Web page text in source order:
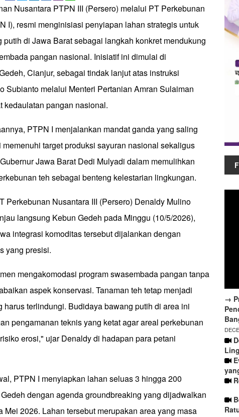
Nusantara PTPN III (Persero) melalui PT Perkebunan
I), resmi menginisiasi penyiapan lahan strategis untuk
putih di Jawa Barat sebagai langkah konkret mendukung
pangan nasional. Inisiatif ini dimulai di
Cianjur, sebagai tindak lanjut atas instruksi
Subianto melalui Menteri Pertanian Amran Sulaiman
kedaulatan pangan nasional.
PTPN I menjalankan mandat ganda yang saling
target produksi sayuran nasional sekaligus
Jawa Barat Dedi Mulyadi dalam memulihkan
teh sebagai benteng kelestarian lingkungan.
Perkebunan Nusantara III (Persero) Denaldy Mulino
langsung Kebun Gedeh pada Minggu (10/5/2026),
integrasi komoditas tersebut dijalankan dengan
yang presisi.
mengakomodasi program swasembada pangan tanpa
aspek konservasi. Tanaman teh tetap menjadi
harus terlindungi. Budidaya bawang putih di area ini
pengamanan teknis yang ketat agar areal perkebunan
erosi," ujar Denaldy di hadapan para petani
PTPN I menyiapkan lahan seluas 3 hingga 200
dengan agenda groundbreaking yang dijadwalkan
Mei 2026. Lahan tersebut merupakan area yang masa
→